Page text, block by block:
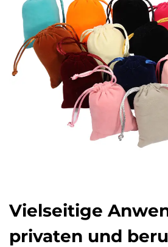
Vielseitige
privaten und